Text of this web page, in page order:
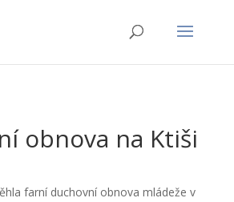
obnova na Ktiši
farní duchovní obnova mládeže v